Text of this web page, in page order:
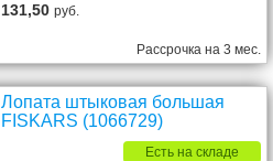
131,50руб.
Рассрочка на 3 мес.
Лопата штыковая большая
FISKARS (1066729)
Есть на складе